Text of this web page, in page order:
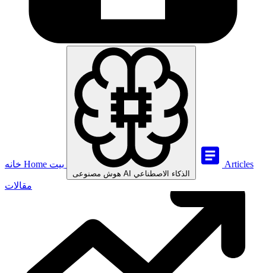
Home
هوش مصنوعی AI الذكاء الاصطناعي
Articles
مقالات